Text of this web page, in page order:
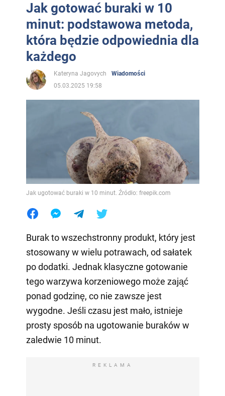
Jak gotować buraki w 10
minut: podstawowa metoda,
która będzie odpowiednia dla
każdego
Kateryna Jagovych
Wiadomości
05.03.2025 19:58
Jak ugotować buraki w 10 minut. Źródło: freepik.com
Burak to wszechstronny produkt, który jest
stosowany w wielu potrawach, od sałatek
po dodatki. Jednak klasyczne gotowanie
tego warzywa korzeniowego może zająć
ponad godzinę, co nie zawsze jest
wygodne. Jeśli czasu jest mało, istnieje
prosty sposób na ugotowanie buraków w
zaledwie 10 minut.
REKLAMA